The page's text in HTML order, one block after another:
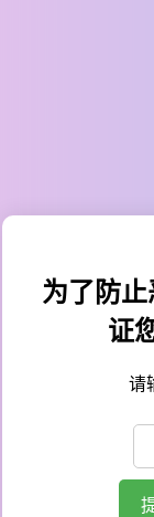
为了防
证
请